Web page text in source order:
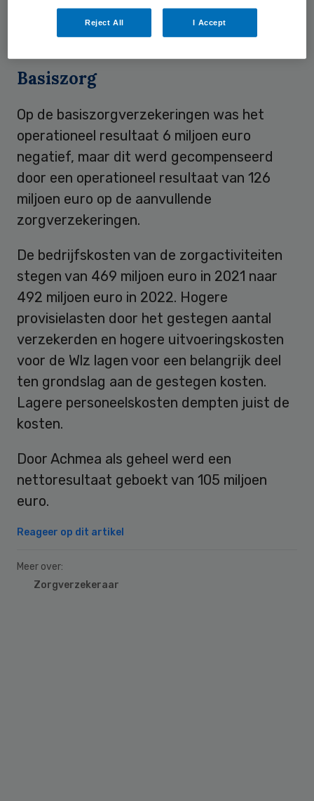
zorgverzekeringen steeg licht naar 1.223
miljoen euro.
Basiszorg
Op de basiszorgverzekeringen was het
operationeel resultaat 6 miljoen euro
negatief, maar dit werd gecompenseerd
door een operationeel resultaat van 126
miljoen euro op de aanvullende
zorgverzekeringen.
De bedrijfskosten van de zorgactiviteiten
stegen van 469 miljoen euro in 2021 naar
492 miljoen euro in 2022. Hogere
provisielasten door het gestegen aantal
verzekerden en hogere uitvoeringskosten
voor de Wlz lagen voor een belangrijk deel
ten grondslag aan de gestegen kosten.
Lagere personeelskosten dempten juist de
kosten.
Door Achmea als geheel werd een
nettoresultaat geboekt van 105 miljoen
euro.
Reageer op dit artikel
Meer over:
Zorgverzekeraar
Reject All I Accept